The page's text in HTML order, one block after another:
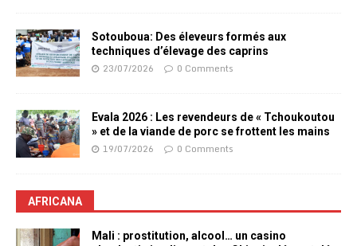
Sotouboua: Des éleveurs formés aux
techniques d’élevage des caprins
23/07/2026 0 Comments
Evala 2026 : Les revendeurs de « Tchoukoutou
» et de la viande de porc se frottent les mains
19/07/2026 0 Comments
AFRICANA
Mali : prostitution, alcool… un casino